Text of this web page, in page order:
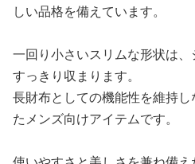
しい品格を備えています。
一回り小さいスリムな形状は
すっきり収まります。
長財布としての機能性を維持
たメンズ向けアイテムです。